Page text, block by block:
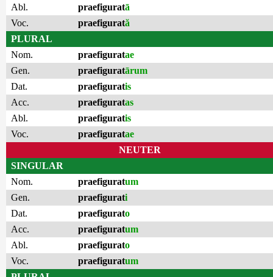
Abl.
praefiguratā
Voc.
praefigurată
PLURAL
Nom.
praefiguratae
Gen.
praefiguratārum
Dat.
praefiguratis
Acc.
praefiguratas
Abl.
praefiguratis
Voc.
praefiguratae
NEUTER
SINGULAR
Nom.
praefiguratum
Gen.
praefigurati
Dat.
praefigurato
Acc.
praefiguratum
Abl.
praefigurato
Voc.
praefiguratum